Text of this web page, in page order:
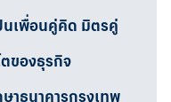
นเพื่อนคู่คิด มิตรคู่
ของธุรกิจ
าธนาคารกรุงเทพ